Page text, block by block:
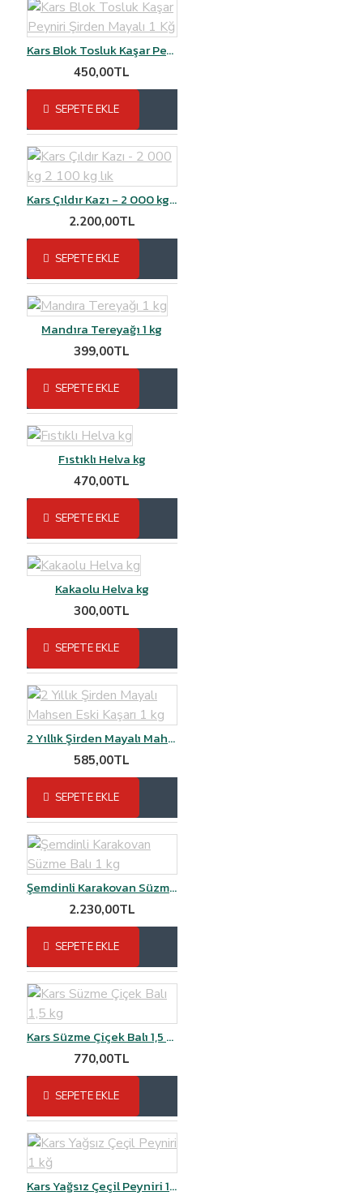
Kars Blok Tosluk Kaşar Peyniri Şirden Mayalı 1 Kğ
450,00TL
SEPETE EKLE
Kars Çıldır Kazı - 2 000 kg 2 100 kg lık
2.200,00TL
SEPETE EKLE
Mandıra Tereyağı 1 kg
399,00TL
SEPETE EKLE
Fıstıklı Helva kg
470,00TL
SEPETE EKLE
Kakaolu Helva kg
300,00TL
SEPETE EKLE
2 Yıllık Şirden Mayalı Mahsen Eski Kaşarı 1 kg
585,00TL
SEPETE EKLE
Şemdinli Karakovan Süzme Balı 1 kg
2.230,00TL
SEPETE EKLE
Kars Süzme Çiçek Balı 1,5 kg
770,00TL
SEPETE EKLE
Kars Yağsız Çeçil Peyniri 1 kğ